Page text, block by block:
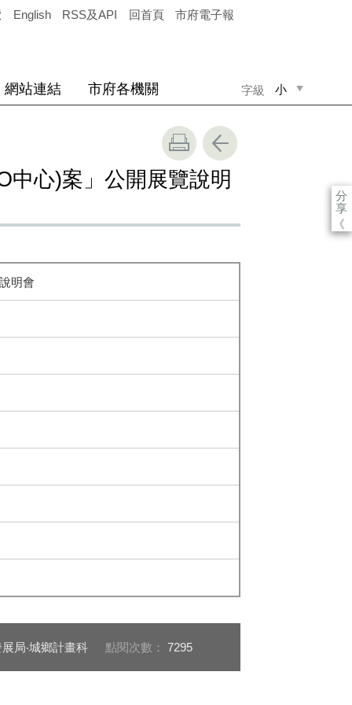
English RSS及API 回首頁 市府電子報
字級 小
網站連結 市府各機關
分
享
《
中心)案」公開展覽說明
明會
局‧城鄉計畫科 點閱次數： 7295